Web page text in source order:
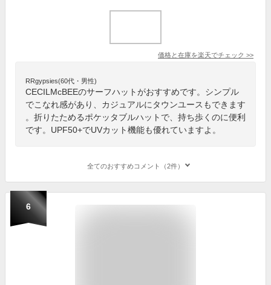
価格と在庫を楽天でチェック >>
RRgypsies(60代・男性)
CECILMcBEEのサーフハットがおすすめです。シンプル
でこなれ感があり、カジュアルにタウンユースもできます
。折りたためるポケッタブルハットで、持ち歩くのに便利
です。UPF50+でUVカット機能も優れていますよ。
全てのおすすめコメント（2件）
6